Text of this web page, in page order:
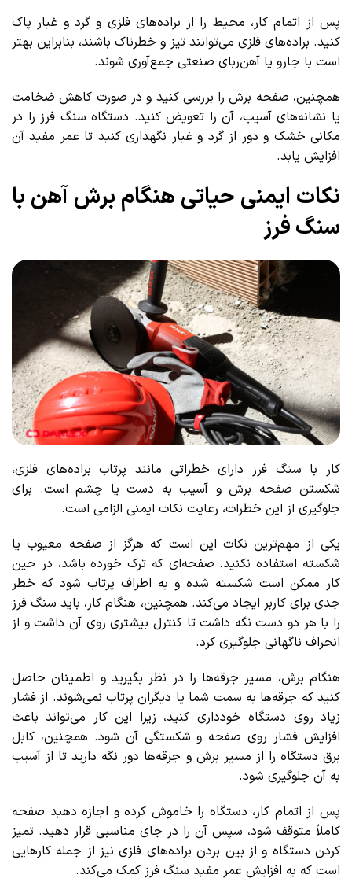
پس از اتمام کار، محیط را از براده‌های فلزی و گرد و غبار پاک
کنید. براده‌های فلزی می‌توانند تیز و خطرناک باشند، بنابراین بهتر
است با جارو یا آهن‌ربای صنعتی جمع‌آوری شوند.
همچنین، صفحه برش را بررسی کنید و در صورت کاهش ضخامت
یا نشانه‌های آسیب، آن را تعویض کنید. دستگاه سنگ فرز را در
مکانی خشک و دور از گرد و غبار نگهداری کنید تا عمر مفید آن
افزایش یابد.
نکات ایمنی حیاتی هنگام برش آهن با
سنگ فرز
کار با سنگ فرز دارای خطراتی مانند پرتاب براده‌های فلزی،
شکستن صفحه برش و آسیب به دست یا چشم است. برای
جلوگیری از این خطرات، رعایت نکات ایمنی الزامی است.
یکی از مهم‌ترین نکات این است که هرگز از صفحه معیوب یا
شکسته استفاده نکنید. صفحه‌ای که ترک خورده باشد، در حین
کار ممکن است شکسته شده و به اطراف پرتاب شود که خطر
جدی برای کاربر ایجاد می‌کند. همچنین، هنگام کار، باید سنگ فرز
را با هر دو دست نگه داشت تا کنترل بیشتری روی آن داشت و از
انحراف ناگهانی جلوگیری کرد.
هنگام برش، مسیر جرقه‌ها را در نظر بگیرید و اطمینان حاصل
کنید که جرقه‌ها به سمت شما یا دیگران پرتاب نمی‌شوند. از فشار
زیاد روی دستگاه خودداری کنید، زیرا این کار می‌تواند باعث
افزایش فشار روی صفحه و شکستگی آن شود. همچنین، کابل
برق دستگاه را از مسیر برش و جرقه‌ها دور نگه دارید تا از آسیب
به آن جلوگیری شود.
پس از اتمام کار، دستگاه را خاموش کرده و اجازه دهید صفحه
کاملاً متوقف شود، سپس آن را در جای مناسبی قرار دهید. تمیز
کردن دستگاه و از بین بردن براده‌های فلزی نیز از جمله کارهایی
است که به افزایش عمر مفید سنگ فرز کمک می‌کند.